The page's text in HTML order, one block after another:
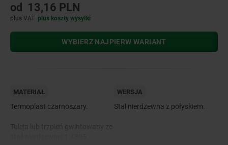
od 13,16 PLN
plus VAT plus koszty wysyłki
WYBIERZ NAJPIERW WARIANT
MATERIAŁ
Termoplast czarnoszary.
WERSJA
Stal nierdzewna z połyskiem.